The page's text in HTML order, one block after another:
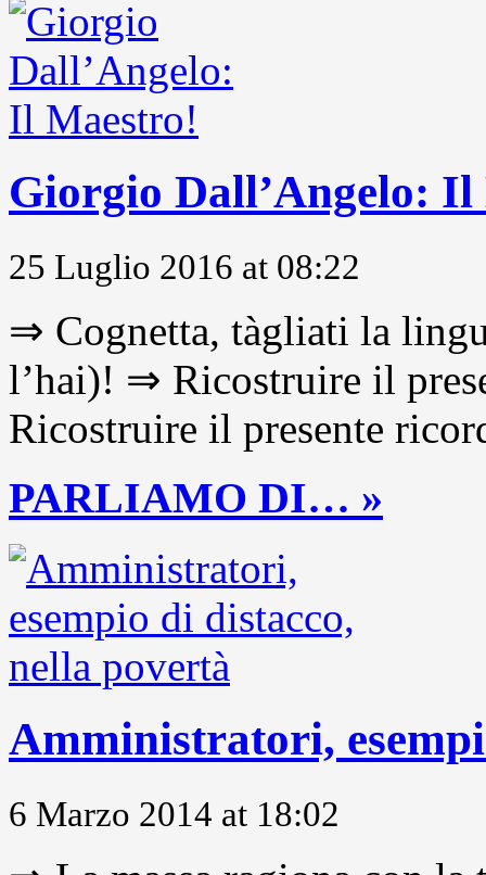
Giorgio Dall’Angelo:
25 Luglio 2016 at 08:22
⇒ Cognetta, tàgliati la
l’hai)! ⇒ Ricostruire il
Ricostruire il presente
PARLIAMO DI… »
Amministratori,
6 Marzo 2014 at 18:02